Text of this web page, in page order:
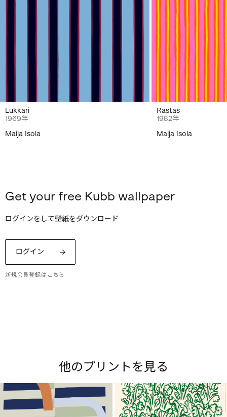
Lukkari
1969年
Maija Isola
Rastas
1982年
Maija Isola
Get your free Kubb wallpaper
ログインをして壁紙をダウンロード
ログイン
新規会員登録はこちら
つわるストーリーをお楽しみください。
Explore all prints
他のプリントを見る